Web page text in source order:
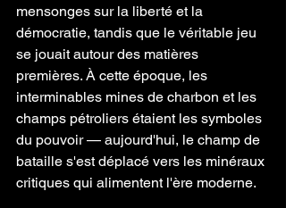
mensonges sur la liberté et la
démocratie, tandis que le véritable jeu
se jouait autour des matières
premières. À cette époque, les
interminables mines de charbon et les
champs pétroliers étaient les symboles
du pouvoir — aujourd'hui, le champ de
bataille s'est déplacé vers les minéraux
critiques qui alimentent l'ère moderne.